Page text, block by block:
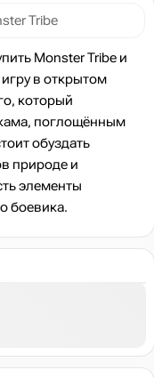
Tribe
Monster Tribe и
в открытом
который
поглощённым
обуздать
природе и
элементы
боевика.